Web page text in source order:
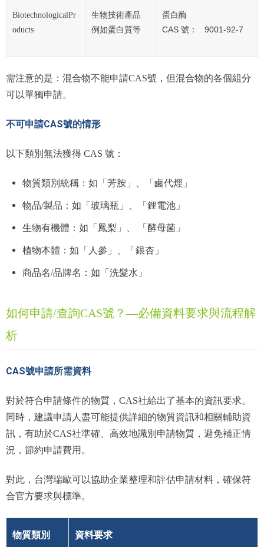
BiotechnologicalPr
oducts
生物技術產品
例如蛋白質等
蛋白酶
CAS 號： 9001-92-7
需注意的是：混合物不能申請CAS號，但混合物的各個組分
可以單獨申請。
不可申請CAS號的情形
以下類別無法獲得 CAS 號：
物質類別統稱：如「芳胺」、「鹵代烴」
物品/製品：如「玻璃瓶」、「鋰電池」
生物有機體：如「鳳梨」、 「酵母菌」
植物本體：如「人參」、「銀杏」
商品名/品牌名：如「洗髮水」
如何申請/查詢CAS號？—必備資料要求與流程解
析
CAS號申請所需資料
對於符合申請條件的物質，CAS社給出了基本的資訊要求。
同時，建議申請人盡可能提供詳細的物質資訊和相關輔助資
訊，有助於CAS社準確、高效地識別申請物質，避免補正情
況，節約申請費用。
對此，台灣瑞歐可以協助企業整理和評估申請材料，確保符
合官方要求與標準。
物質類別 資料要求